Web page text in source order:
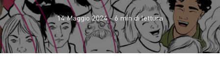
14 Maggio 2024-6 min di lettura